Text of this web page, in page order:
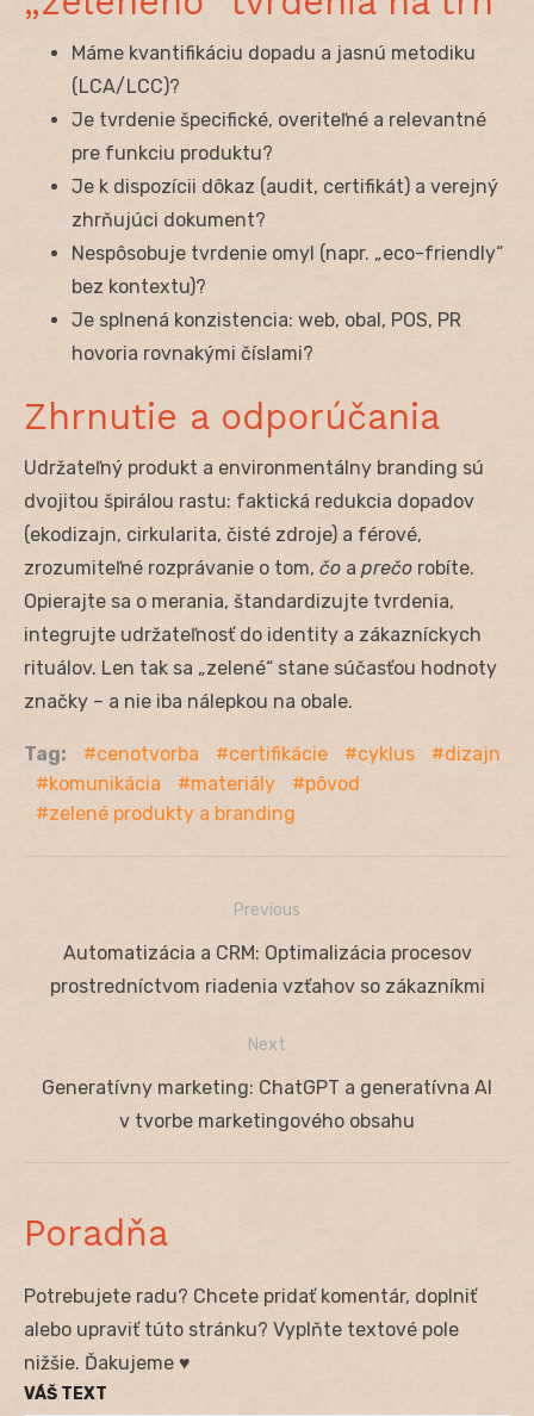
Máme kvantifikáciu dopadu a jasnú metodiku
(LCA/LCC)?
Je tvrdenie špecifické, overiteľné a relevantné
pre funkciu produktu?
Je k dispozícii dôkaz (audit, certifikát) a verejný
zhrňujúci dokument?
Nespôsobuje tvrdenie omyl (napr. „eco-friendly“
bez kontextu)?
Je splnená konzistencia: web, obal, POS, PR
hovoria rovnakými číslami?
Zhrnutie a odporúčania
Udržateľný produkt a environmentálny branding sú
dvojitou špirálou rastu: faktická redukcia dopadov
(ekodizajn, cirkularita, čisté zdroje) a férové,
zrozumiteľné rozprávanie o tom, čo a prečo robíte.
Opierajte sa o merania, štandardizujte tvrdenia,
integrujte udržateľnosť do identity a zákazníckych
rituálov. Len tak sa „zelené“ stane súčasťou hodnoty
značky – a nie iba nálepkou na obale.
Tag: cenotvorba certifikácie cyklus
dizajn
komunikácia
materiály
pôvod
zelené produkty a branding
Navigácia
Previous
Previous
post:
Automatizácia a CRM: Optimalizácia procesov
prostredníctvom riadenia vzťahov so zákazníkmi
Next
Next
Generatívny marketing: ChatGPT a generatívna AI
v tvorbe marketingového obsahu
Poradňa
Potrebujete radu? Chcete pridať komentár, doplniť
alebo upraviť túto stránku? Vyplňte textové pole
nižšie. Ďakujeme ♥
VÁŠ TEXT